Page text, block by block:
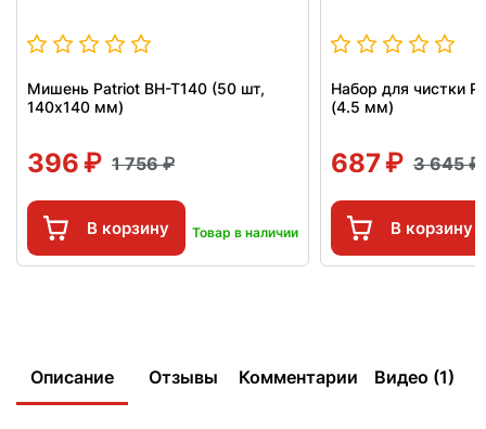
Мишень Patriot BH-T140 (50 шт,
140x140 мм)
396 1 756
В корзину Товар в наличии
Набор для чистки
(4.5 мм)
687 3 645
В корзину
Описание Отзывы Комментарии Видео (1)